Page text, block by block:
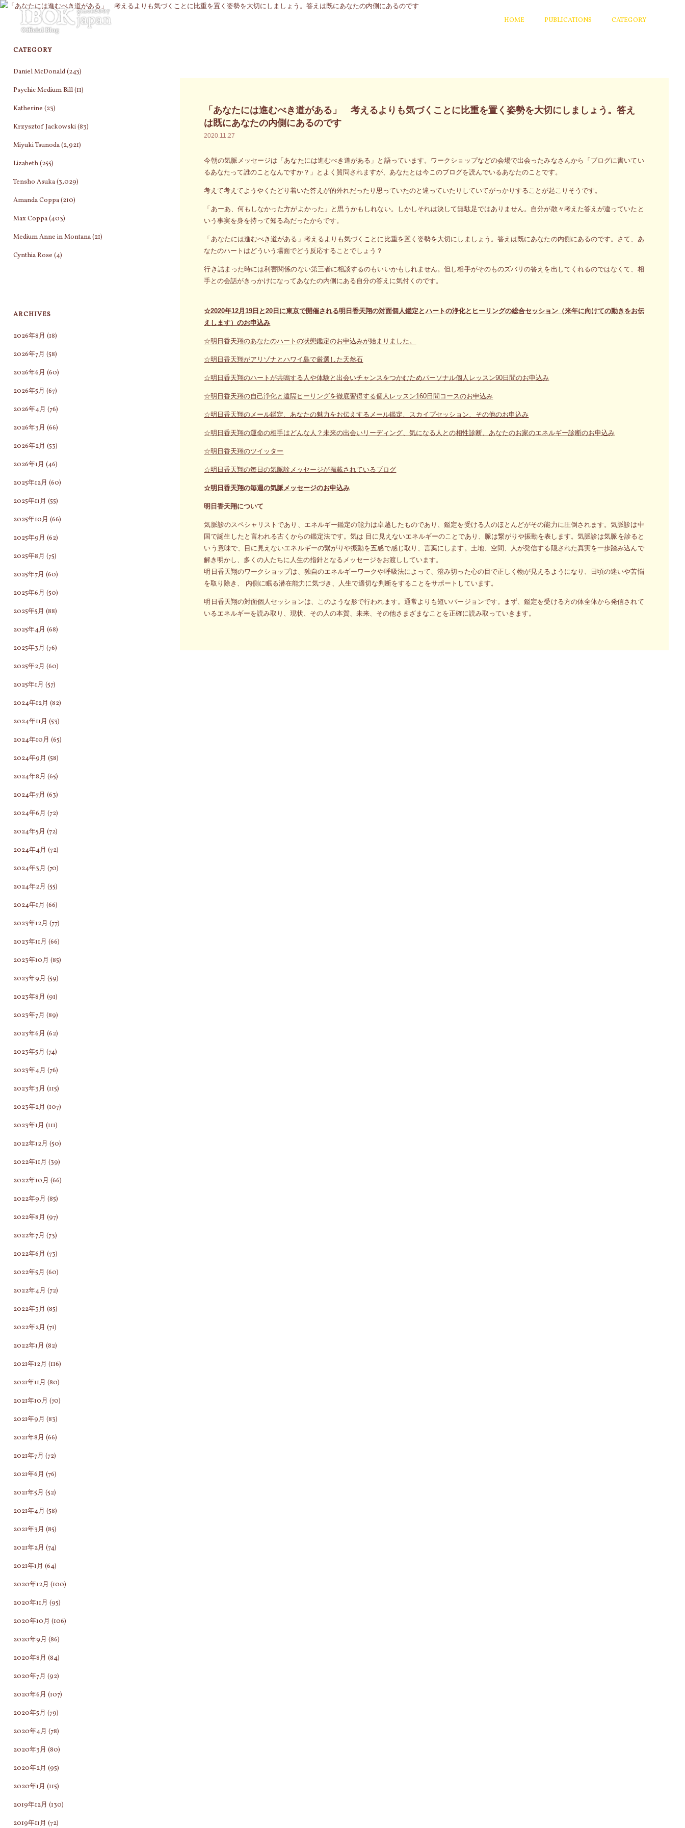
コ
HOME PUBLICATIONS CATEGORY
「あなたには進むべき道がある」 考えるよりも気づくことに比重を置く姿勢を大切にしましょう。答え
は既にあなたの内側にあるのです
2020.11.27
今朝の気脈メッセージは「あなたには進むべき道がある」と語っています。ワークショップなどの会場で出会ったみなさんから「ブログに書いてい
るあなたって誰のことなんですか？」とよく質問されますが、あなたとは今このブログを読んでいるあなたのことです。
考えて考えてようやくたどり着いた答えが的外れだったり思っていたのと違っていたりしていてがっかりすることが起こりそうです。
「あーあ、何もしなかった方がよかった」と思うかもしれない。しかしそれは決して無駄足ではありません。自分が散々考えた答えが違っていたと
いう事実を身を持って知る為だったからです。
「あなたには進むべき道がある」考えるよりも気づくことに比重を置く姿勢を大切にしましょう。答えは既にあなたの内側にあるのです。さて、あ
なたのハートはどういう場面でどう反応することでしょう？
行き詰まった時には利害関係のない第三者に相談するのもいいかもしれません。但し相手がそのものズバリの答えを出してくれるのではなくて、相
手との会話がきっかけになってあなたの内側にある自分の答えに気付くのです。
☆2020年12月19日と20日に東京で開催される明日香天翔の対面個人鑑定とハートの浄化とヒーリングの総合セッション（来年に向けての動きをお伝
えします）のお申込み
☆明日香天翔のあなたのハートの状態鑑定のお申込みが始まりました。
☆明日香天翔がアリゾナとハワイ島で厳選した天然石
☆明日香天翔のハートが共鳴する人や体験と出会いチャンスをつかむためパーソナル個人レッスン90日間のお申込み
☆明日香天翔の自己浄化と遠隔ヒーリングを徹底習得する個人レッスン160日間コースのお申込み
☆明日香天翔のメール鑑定、あなたの魅力をお伝えするメール鑑定、スカイプセッション、その他のお申込み
☆明日香天翔の運命の相手はどんな人？未来の出会いリーディング、気になる人との相性診断、あなたのお家のエネルギー診断のお申込み
☆明日香天翔のツイッター
☆明日香天翔の毎日の気脈診メッセージが掲載されているブログ
☆明日香天翔の毎週の気脈メッセージのお申込み
明日香天翔について
気脈診のスペシャリストであり、エネルギー鑑定の能力は卓越したものであり、鑑定を受ける人のほとんどがその能力に圧倒されます。気脈診は中
国で誕生したと言われる古くからの鑑定法です。気は 目に見えないエネルギーのことであり、脈は繋がりや振動を表します。気脈診は気脈を診ると
いう意味で、目に見えないエネルギーの繋がりや振動を五感で感じ取り、言葉にします。土地、空間、人が発信する隠された真実を一歩踏み込んで
解き明かし、多くの人たちに人生の指針となるメッセージをお渡ししています。
明日香天翔のワークショップは、独自のエネルギーワークや呼吸法によって、澄み切った心の目で正しく物が見えるようになり、日頃の迷いや苦悩
を取り除き、 内側に眠る潜在能力に気づき、人生で適切な判断をすることをサポートしています。
明日香天翔の対面個人セッションは、このような形で行われます。通常よりも短いバージョンです。まず、鑑定を受ける方の体全体から発信されて
いるエネルギーを読み取り、現状、その人の本質、未来、その他さまざまなことを正確に読み取っていきます。
CATEGORY
Daniel McDonald(243)
Psychic Medium Bill(11)
Katherine (23)
Krzysztof Jackowski(83)
Miyuki Tsunoda(2,921)
Lizabeth(255)
Tensho Asuka(3,029)
Amanda Coppa(210)
Max Coppa(403)
Medium Anne in Montana(21)
Cynthia Rose (4)
ARCHIVES
2026年8月 (18)
2026年7月 (58)
2026年6月 (60)
2026年5月 (67)
2026年4月 (76)
2026年3月 (66)
2026年2月 (53)
2026年1月 (46)
2025年12月 (60)
2025年11月 (55)
2025年10月 (66)
2025年9月 (62)
2025年8月 (75)
2025年7月 (60)
2025年6月 (50)
2025年5月 (88)
2025年4月 (68)
2025年3月 (76)
2025年2月 (60)
2025年1月 (57)
2024年12月 (82)
2024年11月 (53)
2024年10月 (65)
2024年9月 (58)
2024年8月 (65)
2024年7月 (63)
2024年6月 (72)
2024年5月 (72)
2024年4月 (72)
2024年3月 (70)
2024年2月 (55)
2024年1月 (66)
2023年12月 (77)
2023年11月 (66)
2023年10月 (85)
2023年9月 (59)
2023年8月 (91)
2023年7月 (89)
2023年6月 (62)
2023年5月 (74)
2023年4月 (76)
2023年3月 (115)
2023年2月 (107)
2023年1月 (111)
2022年12月 (50)
2022年11月 (39)
2022年10月 (66)
2022年9月 (85)
2022年8月 (97)
2022年7月 (73)
2022年6月 (73)
2022年5月 (60)
2022年4月 (72)
2022年3月 (85)
2022年2月 (71)
2022年1月 (82)
2021年12月 (116)
2021年11月 (80)
2021年10月 (70)
2021年9月 (83)
2021年8月 (66)
2021年7月 (72)
2021年6月 (76)
2021年5月 (52)
2021年4月 (58)
2021年3月 (85)
2021年2月 (74)
2021年1月 (64)
2020年12月 (100)
2020年11月 (95)
2020年10月 (106)
2020年9月 (86)
2020年8月 (84)
2020年7月 (92)
2020年6月 (107)
2020年5月 (79)
2020年4月 (78)
2020年3月 (80)
2020年2月 (95)
2020年1月 (115)
2019年12月 (130)
2019年11月 (72)